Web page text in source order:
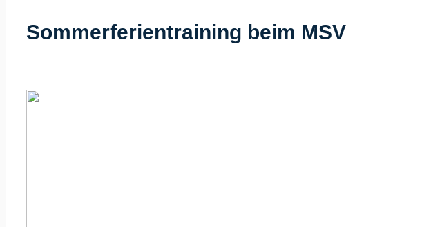
Sommerferientraining beim MSV